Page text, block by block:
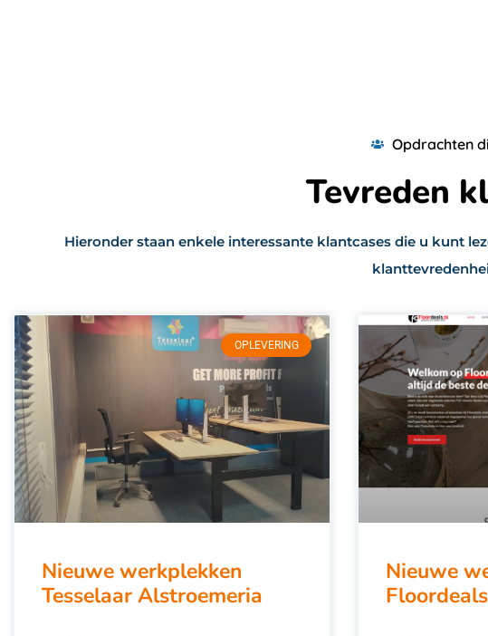
Opdrachten
Tevreden
Hieronder staan enkele interessante klantcases die u kunt
OPLEVERING
Nieuwe werkplekken
Tesselaar Alstroemeria
Nieuwe
Floordeals